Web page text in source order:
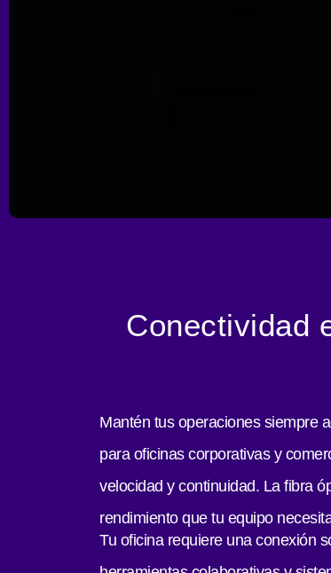
Conectividad
Mantén tus operaciones siempre
para oficinas corporativas y
velocidad y continuidad. La fibra
rendimiento que tu equipo
Tu oficina requiere una conexión